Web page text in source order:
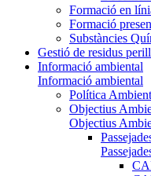
Formació en
Formació
Substàncies
Gestió de residus
Informació ambiental
Informació ambiental
Política
Objectius
Objectius